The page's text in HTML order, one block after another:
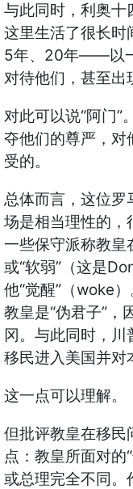
与此同时，利奥十
这里生活了很长时
5年、 20年——以
对待他们，甚至出
对此可以说“阿门”
夺他们的尊严，对
受的。
总体而言，这位罗
场是相当理性的，
一些保守派称教皇
或“软弱”（这是
他“觉醒”（woke
教皇是“伪君子”，
冈。与此同时，
移民进入美国并对
这一点可以理解。
但批评教皇在移民
点：教皇所面对的“
或总理完全不同。